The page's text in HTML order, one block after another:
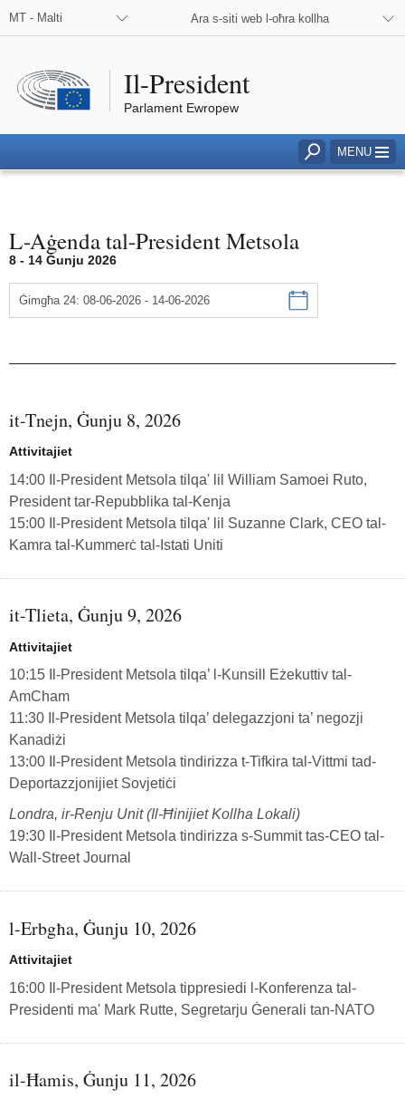
MT - Malti Ara s-siti web l-oħra kollha
Il-President
Parlament Ewropew
MENU
Click to access to search field
Aġenda
L-Aġenda tal-President Metsola
8 - 14 Ġunju 2026
Ġimgħa 24: 08-06-2026 - 14-06-2026
it-Tnejn, Ġunju 8, 2026
Attivitajiet
14:00 Il-President Metsola tilqa' lil William Samoei Ruto,
President tar-Repubblika tal-Kenja
15:00 Il-President Metsola tilqa' lil Suzanne Clark, CEO tal-
Kamra tal-Kummerċ tal-Istati Uniti
it-Tlieta, Ġunju 9, 2026
Attivitajiet
10:15 Il-President Metsola tilqa’ l-Kunsill Eżekuttiv tal-
AmCham
11:30 Il-President Metsola tilqa’ delegazzjoni ta’ negozji
Kanadiżi
13:00 Il-President Metsola tindirizza t-Tifkira tal-Vittmi tad-
Deportazzjonijiet Sovjetiċi
Londra, ir-Renju Unit (Il-Ħinijiet Kollha Lokali)
19:30 Il-President Metsola tindirizza s-Summit tas-CEO tal-
Wall-Street Journal
l-Erbgħa, Ġunju 10, 2026
Attivitajiet
16:00 Il-President Metsola tippresiedi l-Konferenza tal-
Presidenti ma' Mark Rutte, Segretarju Ġenerali tan-NATO
il-Ħamis, Ġunju 11, 2026